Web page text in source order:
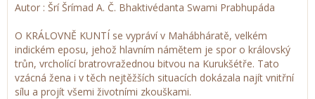
Autor : Šrí Šrímad A. Č. Bhaktivédanta Swami Prabhupáda
O KRÁLOVNĚ KUNTÍ se vypráví v Mahábháratě, velkém
indickém eposu, jehož hlavním námětem je spor o královský
trůn, vrcholící bratrovražednou bitvou na Kurukšétře. Tato
vzácná žena i v těch nejtěžších situacích dokázala najít vnitřní
sílu a projít všemi životními zkouškami.